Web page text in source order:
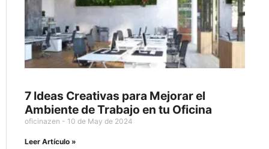
7 Ideas Creativas para Mejorar el
Ambiente de Trabajo en tu Oficina
oficinazen 10 de May de 2024
Leer Artículo »